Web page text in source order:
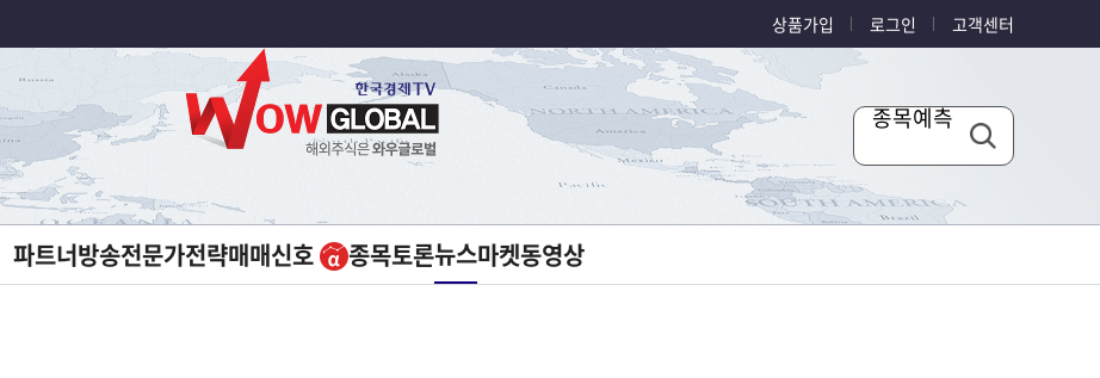
상품가입 로그인 고객센터
종목예측
파트너방송전문가전략매매신호 종목토론뉴스마켓동영상